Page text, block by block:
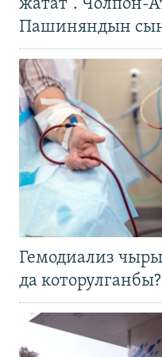
жатат". Чолпон-
Пашиняндын
Гемодиализ
да которулганбы?